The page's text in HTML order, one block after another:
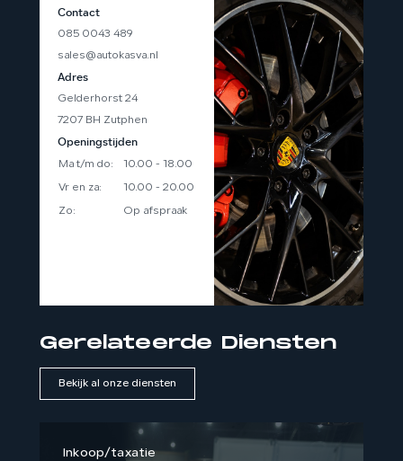
Contact
085 0043 489
sales@autokasva.nl
Adres
Gelderhorst 24
7207 BH Zutphen
Openingstijden
Ma t/m do: 10.00 - 18.00
Vr en za: 10.00 - 20.00
Zo: Op afspraak
Gerelateerde Diensten
Bekijk al onze diensten
Inkoop/taxatie